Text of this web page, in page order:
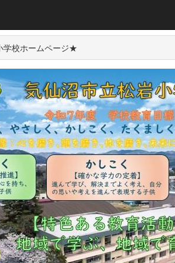
校ホームページ★